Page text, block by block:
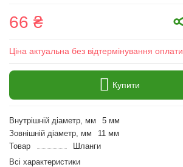
66 ₴
Ціна актуальна без відтермінування оплати
Купити
Внутрішній діаметр, мм
5 мм
Зовнішній діаметр, мм
11 мм
Товар
Шланги
Всі характеристики